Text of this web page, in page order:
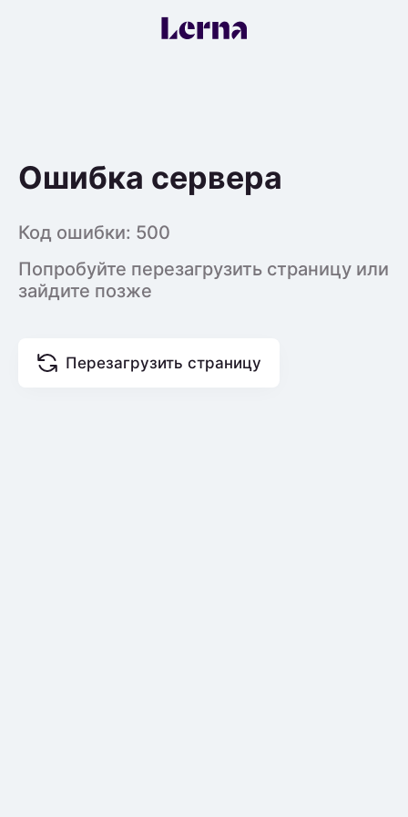
Ошибка сервера
Код ошибки: 500
Попробуйте перезагрузить страницу или
зайдите позже
Перезагрузить страницу